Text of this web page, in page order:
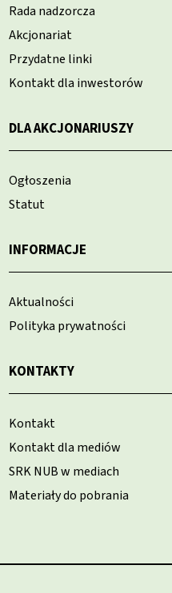
Rada nadzorcza
Akcjonariat
Przydatne linki
Kontakt dla inwestorów
DLA AKCJONARIUSZY
Ogłoszenia
Statut
INFORMACJE
Aktualności
Polityka prywatności
KONTAKTY
Kontakt
Kontakt dla mediów
SRK NUB w mediach
Materiały do pobrania